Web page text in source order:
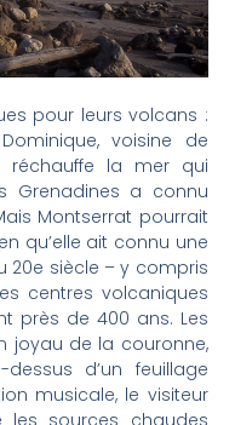
pour leurs volcans :
voisine de
réchauffe la mer qui
Grenadines a connu
Montserrat pourrait
qu’elle ait connu une
20e siècle – y compris
centres volcaniques
près de 400 ans. Les
joyau de la couronne,
d’un feuillage
musicale, le visiteur
les sources chaudes